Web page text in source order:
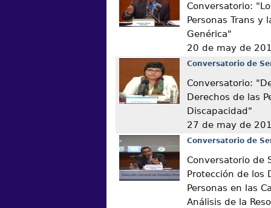
Conversatorio:
Personas Trans y
Genérica"
20 de may de
Conversatorio de
Conversatorio:
Derechos de las
Discapacidad"
27 de may de
Conversatorio de
Conversatorio de
Protección de los
Personas en las
Análisis de la